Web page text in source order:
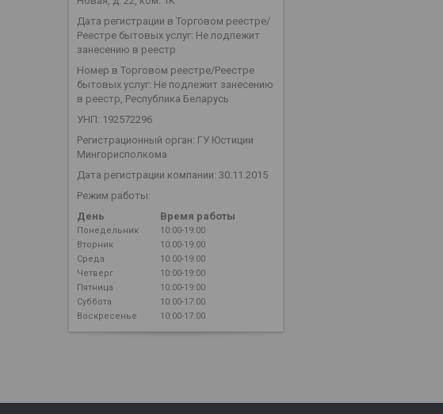
Дата регистрации в Торговом реестре/
Реестре бытовых услуг: Не подлежит
занесению в реестр
Номер в Торговом реестре/Реестре
бытовых услуг: Не подлежит занесению
в реестр, Республика Беларусь
УНП: 192572296
Регистрационный орган: ГУ Юстиции
Мингорисполкома
Дата регистрации компании: 30.11.2015
Режим работы:
День
Время работы
Понедельник
10:00-19:00
Вторник
10:00-19:00
Среда
10:00-19:00
Четверг
10:00-19:00
Пятница
10:00-19:00
Суббота
10:00-17:00
Воскресенье
10:00-17:00